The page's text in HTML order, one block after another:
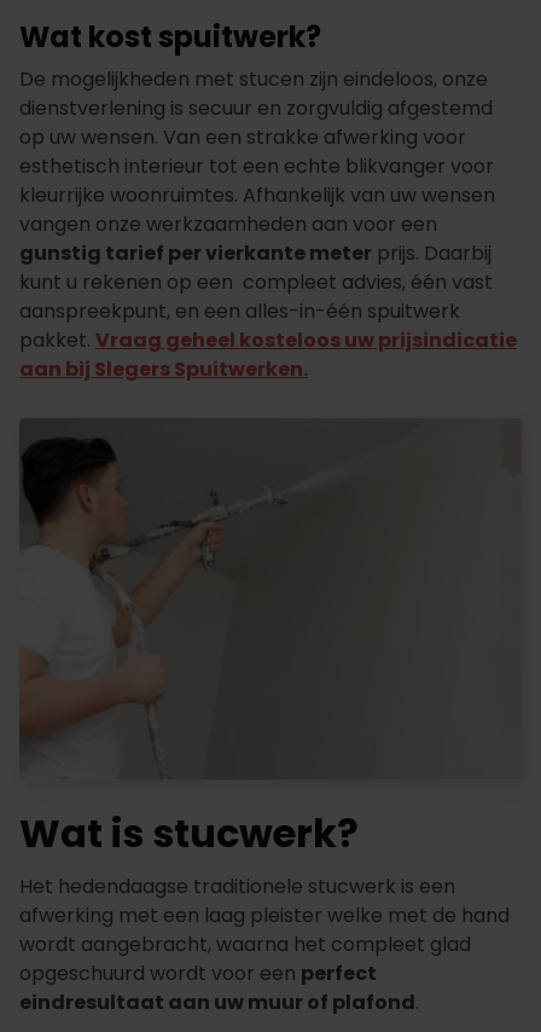
Wat kost spuitwerk?
De mogelijkheden met stucen zijn eindeloos, onze
dienstverlening is secuur en zorgvuldig afgestemd
op uw wensen. Van een strakke afwerking voor
esthetisch interieur tot een echte blikvanger voor
kleurrijke woonruimtes. Afhankelijk van uw wensen
vangen onze werkzaamheden aan voor een
gunstig tarief per vierkante meter prijs. Daarbij
kunt u rekenen op een compleet advies, één vast
aanspreekpunt, en een alles-in-één spuitwerk
pakket. Vraag geheel kosteloos uw prijsindicatie
aan bij Slegers Spuitwerken.
Wat is stucwerk?
Het hedendaagse traditionele stucwerk is een
afwerking met een laag pleister welke met de hand
wordt aangebracht, waarna het compleet glad
opgeschuurd wordt voor een perfect
eindresultaat aan uw muur of plafond.